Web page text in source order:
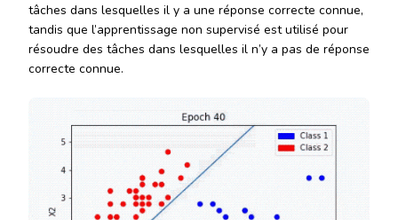
tâches dans lesquelles il y a une réponse correcte connue,
tandis que l’apprentissage non supervisé est utilisé pour
résoudre des tâches dans lesquelles il n’y a pas de réponse
correcte connue.